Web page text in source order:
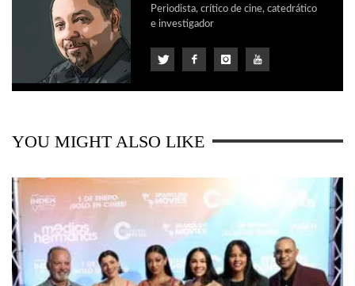
Periodista, crítico de cine, catedrático
e investigador
YOU MIGHT ALSO LIKE